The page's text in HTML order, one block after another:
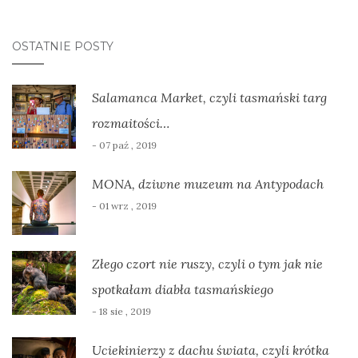
OSTATNIE POSTY
Salamanca Market, czyli tasmański targ
rozmaitości…
- 07 paź , 2019
MONA, dziwne muzeum na Antypodach
- 01 wrz , 2019
Złego czort nie ruszy, czyli o tym jak nie
spotkałam diabła tasmańskiego
- 18 sie , 2019
Uciekinierzy z dachu świata, czyli krótka